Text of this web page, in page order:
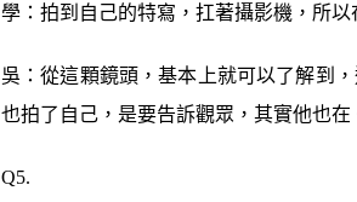
學：拍到自己的特寫，扛著攝影機，所
吳：從這顆鏡頭，基本上就可以了解到
也拍了自己，是要告訴觀眾，其實他也在
Q5.